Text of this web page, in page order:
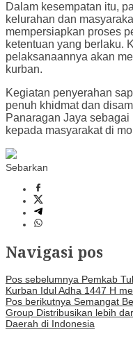
Dalam kesempatan itu,
kelurahan dan
mempersiapkan proses
ketentuan yang berlaku.
pelaksanaannya akan
kurban.
Kegiatan penyerahan
penuh khidmat dan
Panaragan Jaya
kepada masyarakat di
Sebarkan
Navigasi pos
Pos sebelumnya Pemkab
Kurban Idul Adha 1447 H
Pos berikutnya Semangat
Group Distribusikan lebih
Daerah di Indonesia